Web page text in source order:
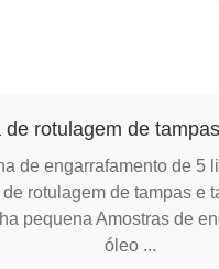
de engarrafamento de 5
rotulagem de tampas e
pequena Amostras de
óleo ...